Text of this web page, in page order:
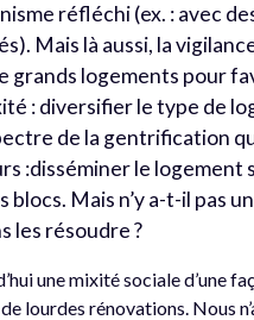
réfléchi (ex. : avec
Mais là aussi, la
logements pour
: diversifier le type de
de la gentrification
:disséminer le logement
Mais n’y a-t-il pas
les résoudre ?
une mixité sociale d’une
lourdes rénovations. Nous